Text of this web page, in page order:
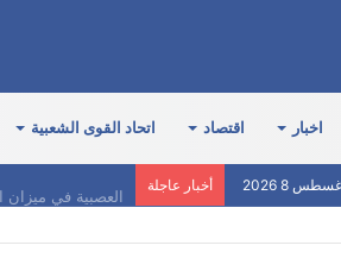
اخبار اقتصاد اتحاد القوى الشعبية
8 2026 أخبار عاجلة العصبية في ميزان